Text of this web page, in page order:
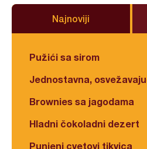
Najnoviji
Pužići sa sirom
Jednostavna,
Brownies sa jagodama
Hladni čokoladni dezert
Punjeni cvetovi tikvica